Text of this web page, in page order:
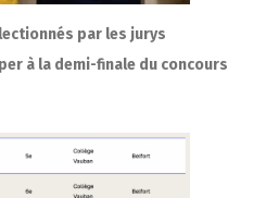
par les jurys
à la demi-finale du concours